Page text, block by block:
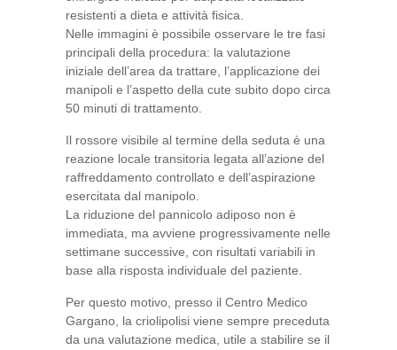
resistenti a dieta e attività fisica.
Nelle immagini è possibile osservare le tre fasi
principali della procedura: la valutazione
iniziale dell’area da trattare, l’applicazione dei
manipoli e l’aspetto della cute subito dopo circa
50 minuti di trattamento.
Il rossore visibile al termine della seduta è una
reazione locale transitoria legata all’azione del
raffreddamento controllato e dell’aspirazione
esercitata dal manipolo.
La riduzione del pannicolo adiposo non è
immediata, ma avviene progressivamente nelle
settimane successive, con risultati variabili in
base alla risposta individuale del paziente.
Per questo motivo, presso il Centro Medico
Gargano, la criolipolisi viene sempre preceduta
da una valutazione medica, utile a stabilire se il